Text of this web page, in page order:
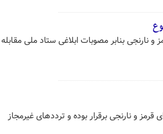
بنابر مصوبات ابلاغی ستاد ملی مقابله
و نارنجی برقرار بوده و ترددهای غیرمجاز